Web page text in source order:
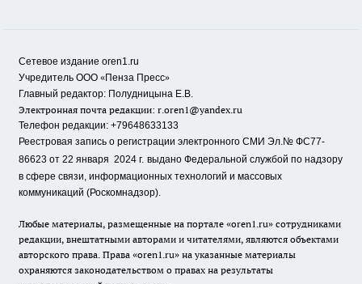
Сетевое издание oren1.ru
Учредитель ООО «Пенза Пресс»
Главный редактор: Полудницына Е.В.
Электронная почта редакции: r.oren1@yandex.ru
Телефон редакции: +79648633133
Реестровая запись о регистрации электронного СМИ Эл.№ ФС77-
86623 от 22 января 2024 г. выдано Федеральной службой по надзору
в сфере связи, информационных технологий и массовых
коммуникаций (Роскомнадзор).
Любые материалы, размещенные на портале «oren1.ru» сотрудниками
редакции, внештатными авторами и читателями, являются объектами
авторского права. Права «oren1.ru» на указанные материалы
охраняются законодательством о правах на результаты